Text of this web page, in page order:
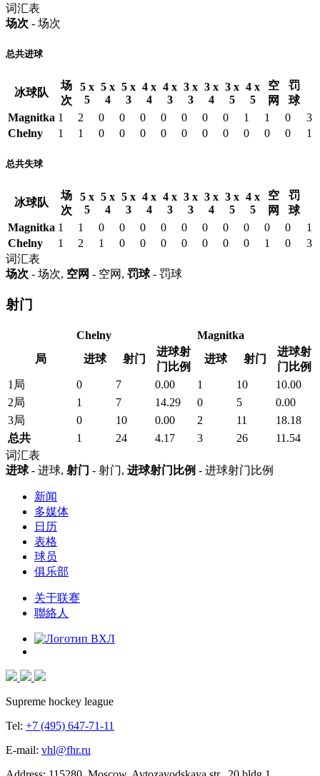
词汇表
场次 - 场次
总共进球
冰球队
场
次
5 x
5
5 x
4
5 x
3
4 x
4
4 x
3
3 x
3
3 x
4
3 x
5
4 x
5
空
网
罚
球
Magnitka 1 2 0 0 0 0 0 0 0 1 1 0
3
Chelny
1 1 0 0 0 0 0 0 0 0 0 0 1
总共失球
冰球队
场
次
5 x
5
5 x
4
5 x
3
4 x
4
4 x
3
3 x
3
3 x
4
3 x
5
4 x
5
空
网
罚
球
Magnitka 1 1 0 0 0 0 0 0 0 0 0 0
1
Chelny
1 2 1 0 0 0 0 0 0 0 1 0
3
词汇表
场次 - 场次, 空网 - 空网, 罚球- 罚球
射门
Chelny
Magnitka
局
进球 射门
进球射
门比例
进球 射门
进球射
门比例
1局
0 7 0.00 1 10
10.00
2局
1 7 14.29 0 5
0.00
3局
0 10 0.00 2 11
18.18
总共
1 24 4.17 3 26
11.54
词汇表
进球- 进球, 射门 - 射门, 进球射门比例 - 进球射门比例
新闻
多媒体
日历
表格
球员
俱乐部
关于联赛
聯絡人
Supreme hockey league
Tel: +7 (495) 647-71-11
E-mail: vhl@fhr.ru